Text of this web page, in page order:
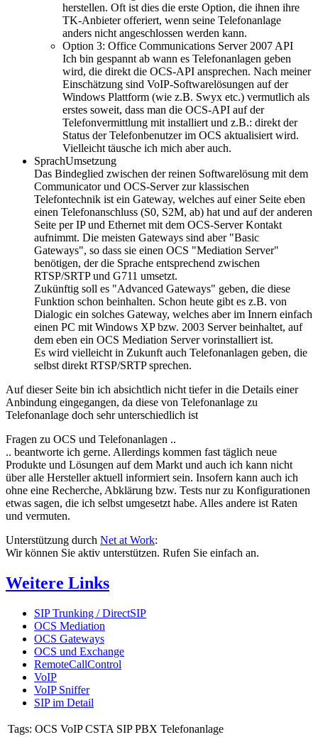
herstellen. Oft ist dies die erste Option, die ihnen ihre
TK-Anbieter offeriert, wenn seine Telefonanlage
anders nicht angeschlossen werden kann.
Option 3: Office Communications Server 2007 API
Ich bin gespannt ab wann es Telefonanlagen geben
wird, die direkt die OCS-API ansprechen. Nach meiner
Einschätzung sind VoIP-Softwarelösungen auf der
Windows Plattform (wie z.B. Swyx etc.) vermutlich als
erstes soweit, dass man die OCS-API auf der
Telefonvermittlung mit installiert und z.B.: direkt der
Status der Telefonbenutzer im OCS aktualisiert wird.
Vielleicht täusche ich mich aber auch.
SprachUmsetzung
Das Bindeglied zwischen der reinen Softwarelösung mit dem
Communicator und OCS-Server zur klassischen
Telefontechnik ist ein Gateway, welches auf einer Seite eben
einen Telefonanschluss (S0, S2M, ab) hat und auf der anderen
Seite per IP und Ethernet mit dem OCS-Server Kontakt
aufnimmt. Die meisten Gateways sind aber "Basic
Gateways", so dass sie einen OCS "Mediation Server"
benötigen, der die Sprache entsprechend zwischen
RTSP/SRTP und G711 umsetzt.
Zukünftig soll es "Advanced Gateways" geben, die diese
Funktion schon beinhalten. Schon heute gibt es z.B. von
Dialogic ein solches Gateway, welches aber im Innern einfach
einen PC mit Windows XP bzw. 2003 Server beinhaltet, auf
dem eben ein OCS Mediation Server vorinstalliert ist.
Es wird vielleicht in Zukunft auch Telefonanlagen geben, die
selbst direkt RTSP/SRTP sprechen.
Auf dieser Seite bin ich absichtlich nicht tiefer in die Details einer
Anbindung eingegangen, da diese von Telefonanlage zu
Telefonanlage doch sehr unterschiedlich ist
Fragen zu OCS und Telefonanlagen ..
.. beantworte ich gerne. Allerdings kommen fast täglich neue
Produkte und Lösungen auf dem Markt und auch ich kann nicht
über alle Hersteller aktuell informiert sein. Insofern kann auch ich
ohne eine Recherche, Abklärung bzw. Tests nur zu Konfigurationen
etwas sagen, die ich selbst umgesetzt habe. Alles andere ist Raten
und vermuten.
Unterstützung durch Net at Work:
Wir können Sie aktiv unterstützen. Rufen Sie einfach an.
Weitere Links
SIP Trunking / DirectSIP
OCS Mediation
OCS Gateways
OCS und Exchange
RemoteCallControl
VoIP
VoIP Sniffer
SIP im Detail
Tags: OCS VoIP CSTA SIP PBX Telefonanlage